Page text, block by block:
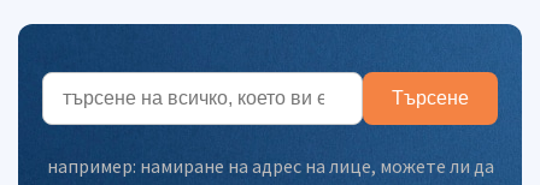
Търсене
например: намиране на адрес на лице, можете ли да